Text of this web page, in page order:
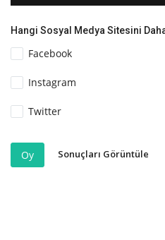
Hangi Sosyal Medya Sitesini
Facebook
Instagram
Twitter
Oy Sonuçları Görüntüle